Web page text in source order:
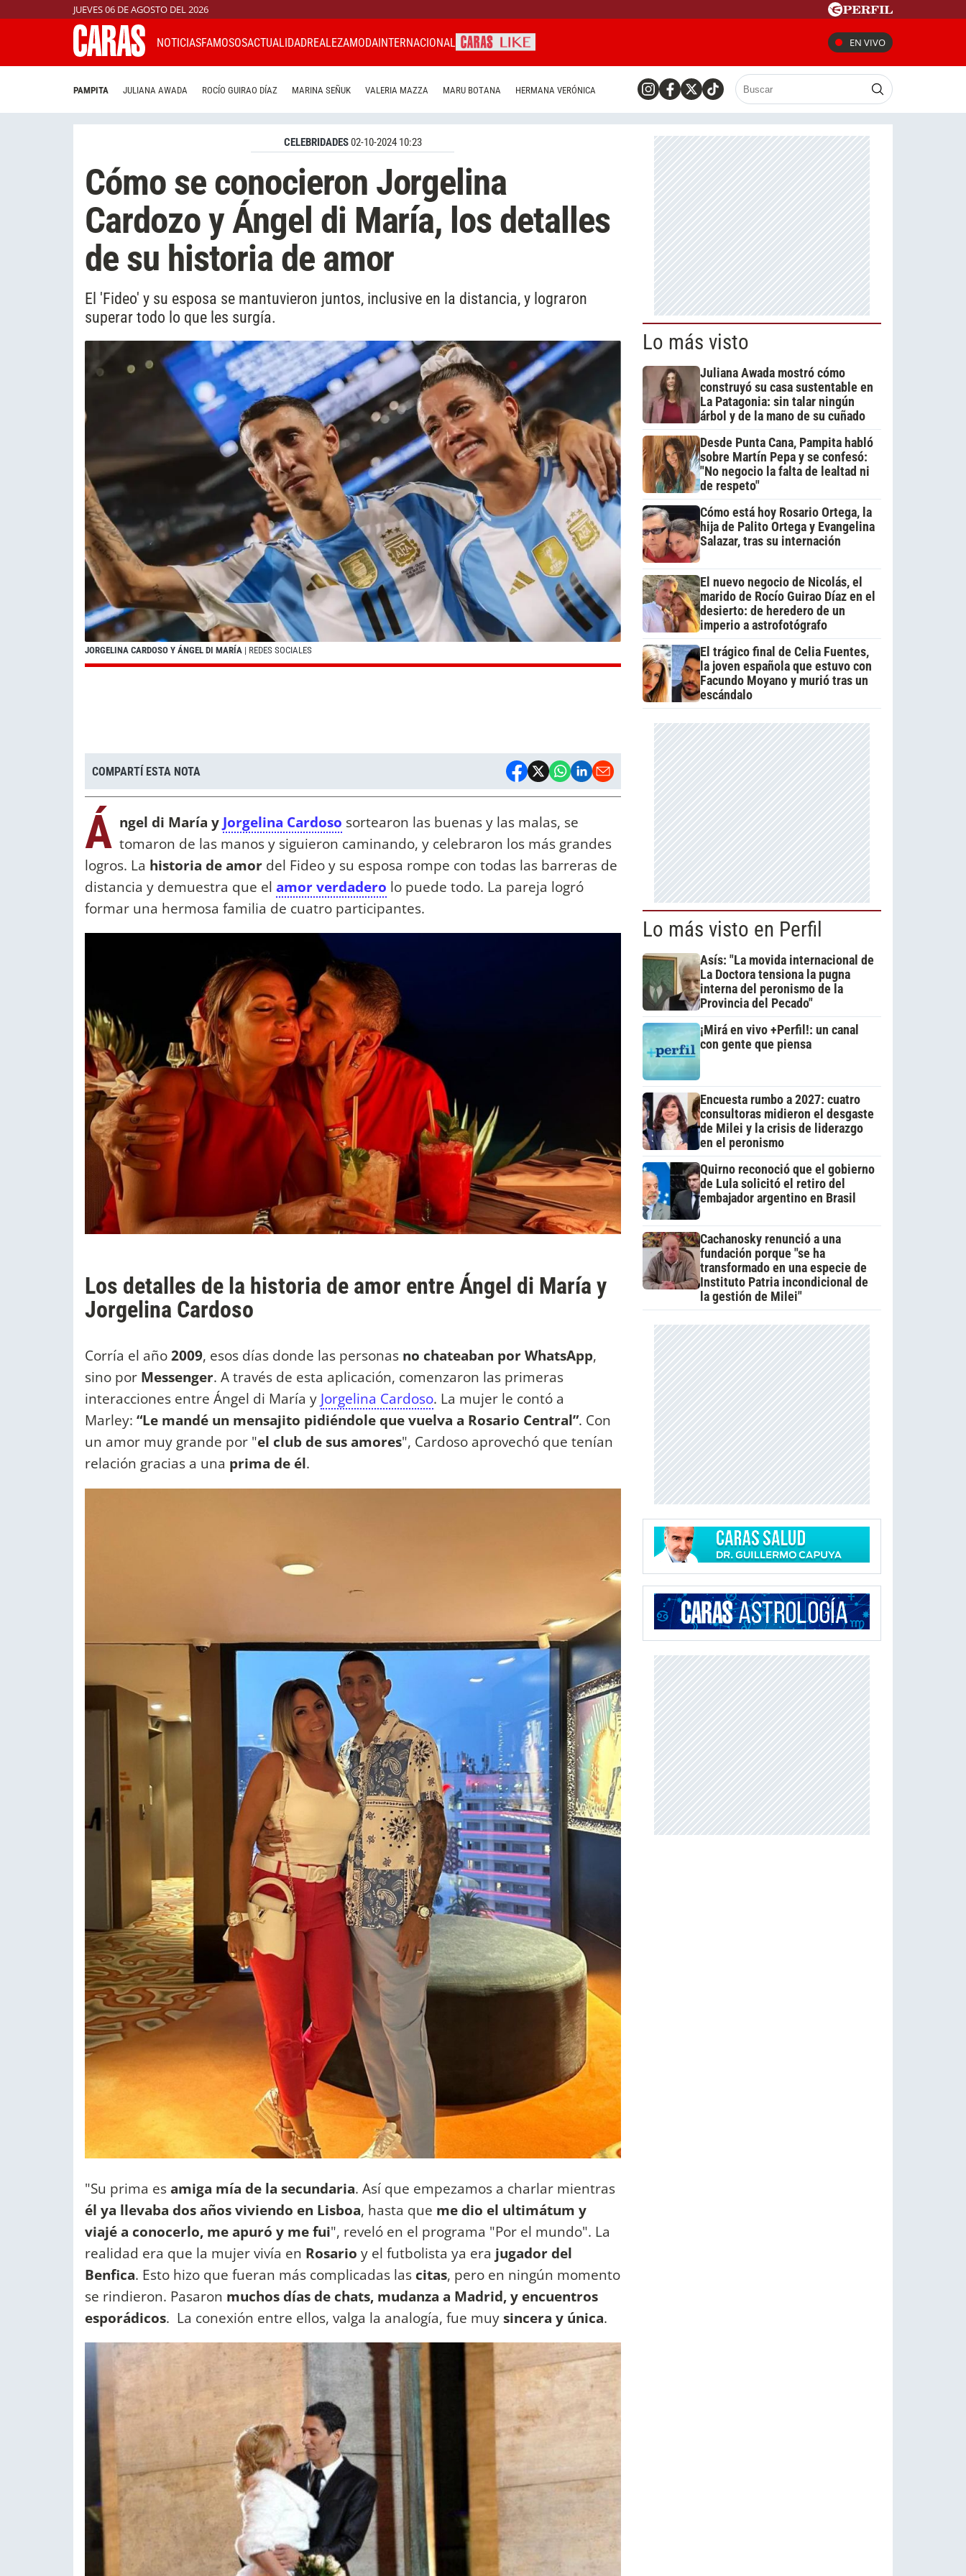
JUEVES 06 DE AGOSTO DEL 2026
NOTICIASFAMOSOSACTUALIDADREALEZAMODAINTERNACIONAL EN VIVO
PAMPITA JULIANA AWADA ROCÍO GUIRAO DÍAZ MARINA SEÑUK VALERIA MAZZA MARU BOTANA HERMANA VERÓNICA
CELEBRIDADES02-10-2024 10:23
Cómo se conocieron Jorgelina
Cardozo y Ángel di María, los detalles
de su historia de amor
El 'Fideo' y su esposa se mantuvieron juntos, inclusive en la distancia, y lograron
superar todo lo que les surgía.
JORGELINA CARDOSO Y ÁNGEL DI MARÍA | REDES SOCIALES
COMPARTÍ ESTA NOTA
Á ngel di María y Jorgelina Cardoso sortearon las buenas y las malas, se
tomaron de las manos y siguieron caminando, y celebraron los más grandes
logros. La historia de amor del Fideo y su esposa rompe con todas las barreras de
distancia y demuestra que el amor verdadero lo puede todo. La pareja logró
formar una hermosa familia de cuatro participantes.
Los detalles de la historia de amor entre Ángel di María y
Jorgelina Cardoso
Corría el año2009, esos días donde las personas no chateaban por WhatsApp,
sino por Messenger. A través de esta aplicación, comenzaron las primeras
interacciones entre Ángel di María y Jorgelina Cardoso. La mujer le contó a
Marley: “Le mandé un mensajito pidiéndole que vuelva a Rosario Central”. Con
un amor muy grande por "el club de sus amores", Cardoso aprovechó que tenían
relación gracias a una prima de él.
"Su prima esamiga mía de la secundaria. Así que empezamos a charlar mientras
él ya llevaba dos años viviendo en Lisboa, hasta que me dio el ultimátum y
viajé a conocerlo, me apuró y me fui", reveló en el programa "Por el mundo". La
realidad era que la mujer vivía en Rosario y el futbolista ya era jugador del
Benfica. Esto hizo que fueran más complicadas las citas, pero en ningún momento
se rindieron. Pasaron muchos días de chats, mudanza a Madrid, y encuentros
esporádicos. La conexión entre ellos, valga la analogía, fue muysincera y única.
Lo más visto
Juliana Awada mostró cómo
construyó su casa sustentable en
La Patagonia: sin talar ningún
árbol y de la mano de su cuñado
Desde Punta Cana, Pampita habló
sobre Martín Pepa y se confesó:
"No negocio la falta de lealtad ni
de respeto"
Cómo está hoy Rosario Ortega, la
hija de Palito Ortega y Evangelina
Salazar, tras su internación
El nuevo negocio de Nicolás, el
marido de Rocío Guirao Díaz en el
desierto: de heredero de un
imperio a astrofotógrafo
El trágico final de Celia Fuentes,
la joven española que estuvo con
Facundo Moyano y murió tras un
escándalo
Lo más visto en Perfil
Asís: "La movida internacional de
La Doctora tensiona la pugna
interna del peronismo de la
Provincia del Pecado"
¡Mirá en vivo +Perfil!: un canal
con gente que piensa
Encuesta rumbo a 2027: cuatro
consultoras midieron el desgaste
de Milei y la crisis de liderazgo
en el peronismo
Quirno reconoció que el gobierno
de Lula solicitó el retiro del
embajador argentino en Brasil
Cachanosky renunció a una
fundación porque "se ha
transformado en una especie de
Instituto Patria incondicional de
la gestión de Milei"